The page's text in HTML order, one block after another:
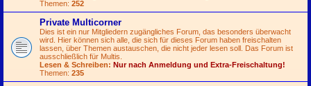
Themen: 252
Private Multicorner
Dies ist ein nur Mitgliedern zugängliches Forum, das besonders überwacht
wird. Hier können sich alle, die sich für dieses Forum haben freischalten
lassen, über Themen austauschen, die nicht jeder lesen soll. Das Forum ist
ausschließlich für Multis.
Lesen & Schreiben: Nur nach Anmeldung und Extra-Freischaltung!
Themen: 235